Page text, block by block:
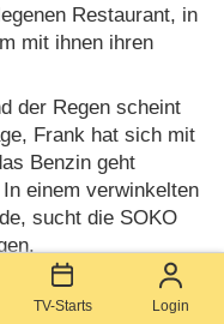
TV-Starts Login
Restaurant, in
mit ihnen ihren
der Regen scheint
Frank hat sich mit
Benzin geht
einem verwinkelten
sucht die SOKO